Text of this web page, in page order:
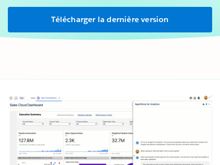
Télécharger la dernière version